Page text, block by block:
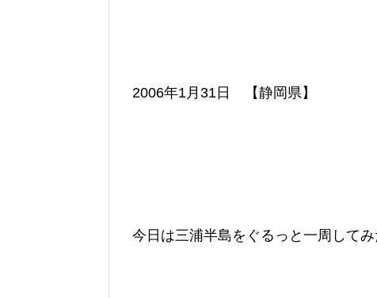
2006年1月31日 【静岡県】
今日は三浦半島をぐるっと一周してみ